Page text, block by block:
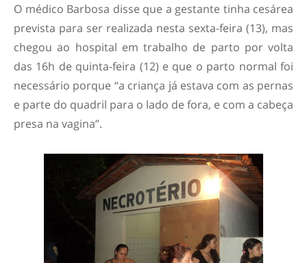
O médico Barbosa disse que a gestante tinha cesárea
prevista para ser realizada nesta sexta-feira (13), mas
chegou ao hospital em trabalho de parto por volta
das 16h de quinta-feira (12) e que o parto normal foi
necessário porque “a criança já estava com as pernas
e parte do quadril para o lado de fora, e com a cabeça
presa na vagina”.